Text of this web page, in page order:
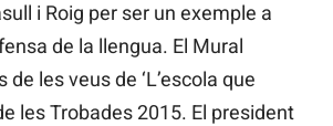
i Roig per ser un exemple a
de la llengua. El Mural
les veus de ‘L’escola que
les Trobades 2015. El president